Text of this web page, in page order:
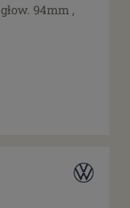
94mm ,